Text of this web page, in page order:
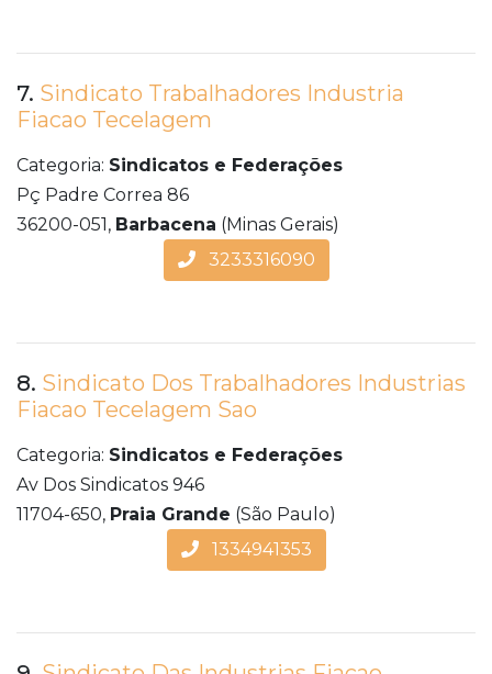
7. Sindicato Trabalhadores Industria
Fiacao Tecelagem
Categoria: Sindicatos e Federações
Pç Padre Correa 86
36200-051, Barbacena (Minas Gerais)
3233316090
8. Sindicato Dos Trabalhadores Industrias
Fiacao Tecelagem Sao
Categoria: Sindicatos e Federações
Av Dos Sindicatos 946
11704-650, Praia Grande (São Paulo)
1334941353